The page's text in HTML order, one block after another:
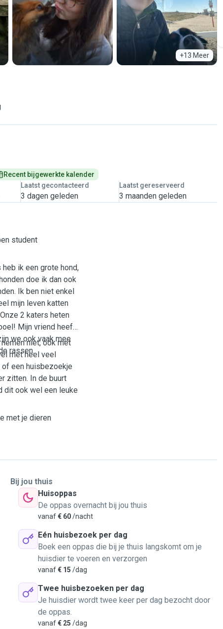
+13 Meer
Recent bijgewerkte kalender
Laatst gecontacteerd
3 dagen geleden
Laatst gereserveerd
3 maanden geleden
student
ik een grote hond,
doe ik dan ook
Ik ben niet enkel
mijn leven katten
2 katers heten
Mijn vriend heeft
we ook vaak mee
rassen.
niet, ook met
met heel veel
een huisbezoekje
zitten. In de buurt
dit ook wel een leuke
met je dieren
Bij jou thuis
Huisoppas
De oppas overnacht bij jou thuis
vanaf€ 60/nacht
Eén huisbezoek per dag
Boek een oppas die bij je thuis langskomt om je
huisdier te voeren en verzorgen
vanaf€ 15 /dag
Twee huisbezoeken per dag
Je huisdier wordt twee keer per dag bezocht door
de oppas.
vanaf€ 25 /dag